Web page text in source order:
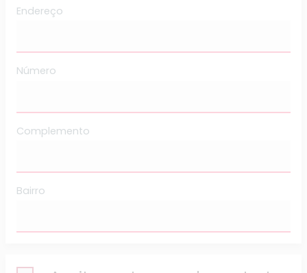
Endereço
Número
Complemento
Bairro